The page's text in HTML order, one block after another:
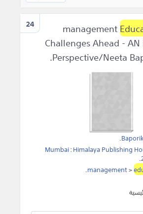
24
Challenges Ahead -
Perspective/Neeta
.
Mumbai:Himalaya Publishing
.
management>
.